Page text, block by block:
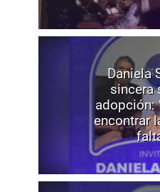
Daniela
sincera
adopción:
encontrar